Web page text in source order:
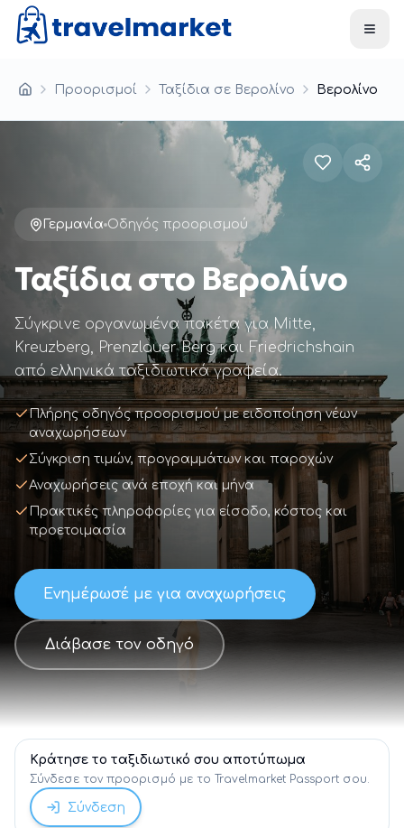
Skip to main content
Αρχική
Προορισμοί Ταξίδια σε Βερολίνο Βερολίνο
Γερμανία Οδηγός προορισμού
Ταξίδια στο Βερολίνο
Σύγκρινε οργανωμένα πακέτα για Mitte,
Kreuzberg, Prenzlauer Berg και Friedrichshain
από ελληνικά ταξιδιωτικά γραφεία.
Πλήρης οδηγός προορισμού με ειδοποίηση νέων
αναχωρήσεων
Σύγκριση τιμών, προγραμμάτων και παροχών
Αναχωρήσεις ανά εποχή και μήνα
Πρακτικές πληροφορίες για είσοδο, κόστος και
προετοιμασία
Ενημέρωσέ με για αναχωρήσεις
Διάβασε τον οδηγό
Κράτησε το ταξιδιωτικό σου αποτύπωμα
Σύνδεσε τον προορισμό με το Travelmarket Passport σου.
Σύνδεση